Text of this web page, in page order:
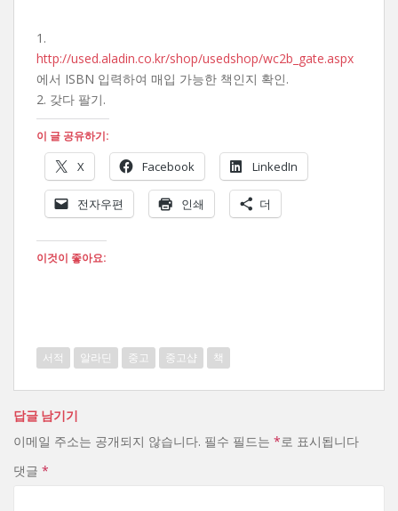
1.
http://used.aladin.co.kr/shop/usedshop/wc2b_gate.aspx
에서 ISBN 입력하여 매입 가능한 책인지 확인.
2. 갖다 팔기.
이 글 공유하기:
X Facebook LinkedIn
전자우편 인쇄 더
이것이 좋아요:
서적 알라딘 중고 중고샵 책
답글 남기기
이메일 주소는 공개되지 않습니다. 필수 필드는 *로 표시됩니다
댓글 *